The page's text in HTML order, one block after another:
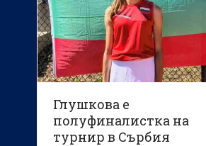
Глушкова е
полуфиналистка на
турнир в Сърбия